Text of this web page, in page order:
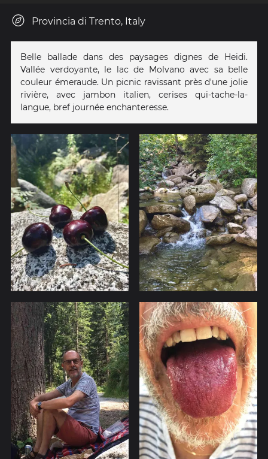
Provincia di Trento, Italy
Belle ballade dans des paysages dignes de Heidi.
Vallée verdoyante, le lac de Molvano avec sa belle
couleur émeraude. Un picnic ravissant près d'une jolie
rivière, avec jambon italien, cerises qui-tache-la-
langue, bref journée enchanteresse.